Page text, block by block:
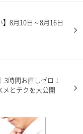
8月10日～8月16日
3時間お直しゼロ！
メとテクを大公開